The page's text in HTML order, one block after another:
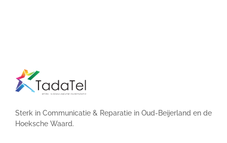
Sterk in Communicatie & Reparatie in Oud-Beijerland en de
Hoeksche Waard.